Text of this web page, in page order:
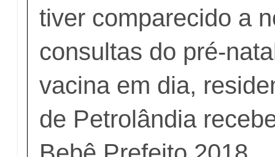
tiver comparecido a
consultas do pré-
vacina em dia,
de Petrolândia